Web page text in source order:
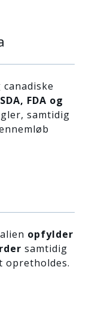
FDA og
samtidig
opfylder
samtidig
opretholdes.